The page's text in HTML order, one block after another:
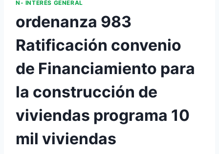
N- INTERÉS GENERAL
ordenanza 983
Ratificación convenio
de Financiamiento para
la construcción de
viviendas programa 10
mil viviendas